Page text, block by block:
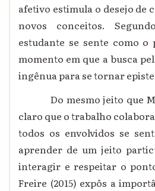
afetivo estimula o desejo de
novos conceitos.
estudante se sente como
momento em que a busca
ingênua para se tornar
Do mesmo jeito que
claro que o trabalho
todos os envolvidos se
aprender de um jeito
interagir e respeitar o
Freire (2015) expôs a